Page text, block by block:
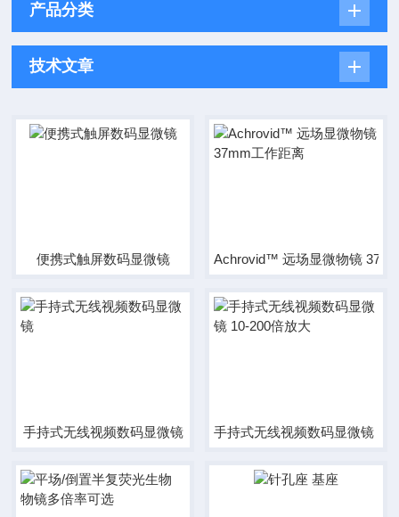
产品分类
技术文章
便携式触屏数码显微镜 Achrovid™ 远场显微物镜
手持式无线视频数码显微镜 手持式无线视频数码显微镜